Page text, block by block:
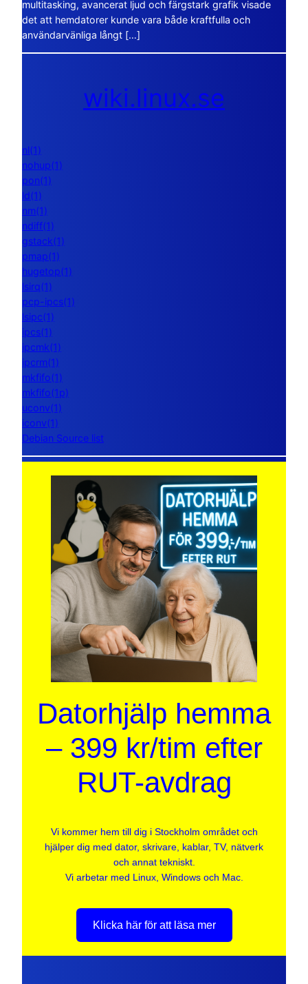
multitasking, avancerat ljud och färgstark grafik visade
det att hemdatorer kunde vara både kraftfulla och
användarvänliga långt […]
wiki.linux.se
nl(1)
nohup(1)
pon(1)
ld(1)
nm(1)
ndiff(1)
gstack(1)
pmap(1)
hugetop(1)
lsirq(1)
pcp-ipcs(1)
lsipc(1)
ipcs(1)
ipcmk(1)
ipcrm(1)
mkfifo(1)
mkfifo(1p)
uconv(1)
iconv(1)
Debian Source list
Datorhjälp hemma
– 399 kr/tim efter
RUT-avdrag
Vi kommer hem till dig i Stockholm området och
hjälper dig med dator, skrivare, kablar, TV, nätverk
och annat tekniskt.
Vi arbetar med Linux, Windows och Mac.
Klicka här för att läsa mer